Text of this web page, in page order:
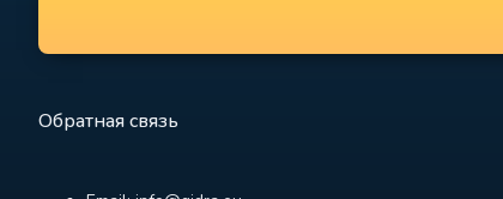
Обратная связь